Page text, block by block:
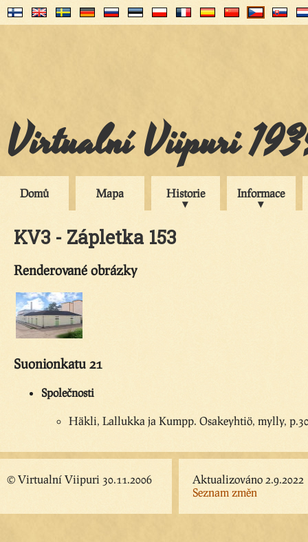
Virtualní Viipuri
Domů Mapa Historie Informace
KV3 - Zápletka 153
Renderované obrázky
Suonionkatu 21
Společnosti
Häkli, Lallukka ja Kumpp. Osakeyhtiö, mylly,
© Virtualní Viipuri 30.11.2006
Aktualizováno 2.9.2022
Seznam změn